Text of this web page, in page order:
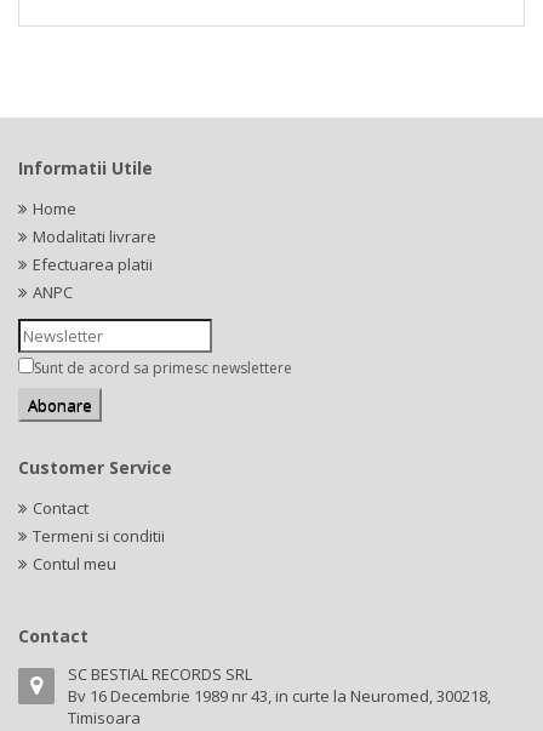
Informatii Utile
Home
Modalitati livrare
Efectuarea platii
ANPC
Sunt de acord sa primesc newslettere
Customer Service
Contact
Termeni si conditii
Contul meu
Contact
SC BESTIAL RECORDS SRL
Bv 16 Decembrie 1989 nr 43, in curte la Neuromed, 300218,
Timisoara